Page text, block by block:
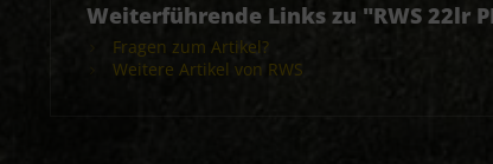
Weiterführende Links zu "RWS 22lr
Fragen zum Artikel?
Weitere Artikel von RWS